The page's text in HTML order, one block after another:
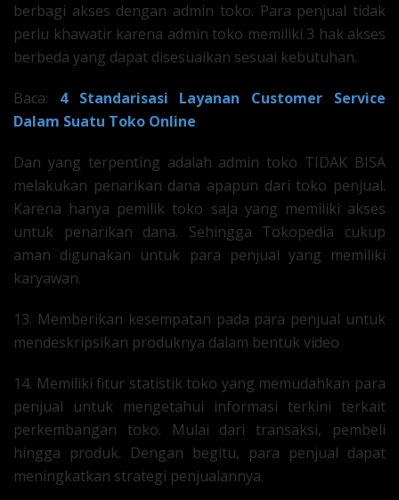
berbagi akses dengan admin toko. Para penjual tidak
perlu khawatir karena admin toko memiliki 3 hak akses
berbeda yang dapat disesuaikan sesuai kebutuhan.
Baca: 4 Standarisasi Layanan Customer Service
Dalam Suatu Toko Online
Dan yang terpenting adalah admin toko TIDAK BISA
melakukan penarikan dana apapun dari toko penjual.
Karena hanya pemilik toko saja yang memiliki akses
untuk penarikan dana. Sehingga Tokopedia cukup
aman digunakan untuk para penjual yang memiliki
karyawan.
13. Memberikan kesempatan pada para penjual untuk
mendeskripsikan produknya dalam bentuk video
14. Memiliki fitur statistik toko yang memudahkan para
penjual untuk mengetahui informasi terkini terkait
perkembangan toko. Mulai dari transaksi, pembeli
hingga produk. Dengan begitu, para penjual dapat
meningkatkan strategi penjualannya.